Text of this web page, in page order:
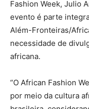
Fashion Week, Julio
evento é parte
Além-Fronteiras/
necessidade de
africana.
“O African Fashion
por meio da cultura